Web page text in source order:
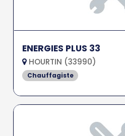
ENERGIES PLUS 33
HOURTIN (33990)
Chauffagiste